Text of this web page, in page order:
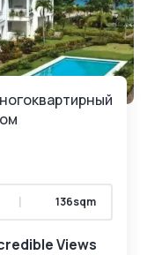
| 136sqm
Views